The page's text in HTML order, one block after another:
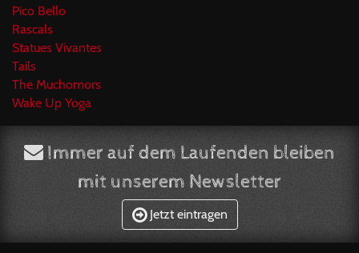
Pico Bello
Rascals
Statues Vivantes
Tails
The Muchomors
Wake Up Yoga
Immer auf dem Laufenden bleiben
mit unserem Newsletter
Jetzt eintragen